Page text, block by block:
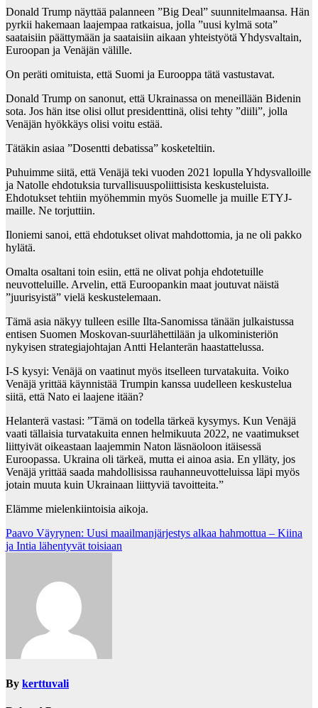
Donald Trump näyttää palanneen ”Big Deal” suunnitelmaansa. Hän
pyrkii hakemaan laajempaa ratkaisua, jolla ”uusi kylmä sota”
saataisiin päättymään ja saataisiin aikaan yhteistyötä Yhdysvaltain,
Euroopan ja Venäjän välille.
On peräti omituista, että Suomi ja Eurooppa tätä vastustavat.
Donald Trump on sanonut, että Ukrainassa on meneillään Bidenin
sota. Jos hän itse olisi ollut presidenttinä, olisi tehty ”diili”, jolla
Venäjän hyökkäys olisi voitu estää.
Tätäkin asiaa ”Dosentti debatissa” kosketeltiin.
Puhuimme siitä, että Venäjä teki vuoden 2021 lopulla Yhdysvalloille
ja Natolle ehdotuksia turvallisuuspoliittisista keskusteluista.
Ehdotukset tehtiin myöhemmin myös Suomelle ja muille ETYJ-
maille. Ne torjuttiin.
Iloniemi sanoi, että ehdotukset olivat mahdottomia, ja ne oli pakko
hylätä.
Omalta osaltani toin esiin, että ne olivat pohja ehdotetuille
neuvotteluille. Arvelin, että Euroopankin maat joutuvat näistä
”juurisyistä” vielä keskustelemaan.
Tämä asia näkyy tulleen esille Ilta-Sanomissa tänään julkaistussa
entisen Suomen Moskovan-suurlähettilään ja ulkoministeriön
nykyisen strategiajohtajan Antti Helanterän haastattelussa.
I-S kysyi: Venäjä on vaatinut myös itselleen turvatakuita. Voiko
Venäjä yrittää käynnistää Trumpin kanssa uudelleen keskustelua
siitä, että Nato ei laajene itään?
Helanterä vastasi: ”Tämä on todella tärkeä kysymys. Kun Venäjä
vaati tällaisia turvatakuita ennen helmikuuta 2022, ne vaatimukset
liittyivät oikeastaan laajemmin Naton läsnäoloon itäisessä
Euroopassa. Ukraina oli tärkeä, mutta ei ainoa asia. En ylläty, jos
Venäjä yrittää saada mahdollisissa rauhanneuvotteluissa läpi myös
jotain muuta kuin Ukrainaan liittyviä tavoitteita.”
Elämme mielenkiintoisia aikoja.
Post
navigation
Paavo Väyrynen: Uusi maailmanjärjestys alkaa hahmottua – Kiina
ja Intia lähentyvät toisiaan
By kerttuvali